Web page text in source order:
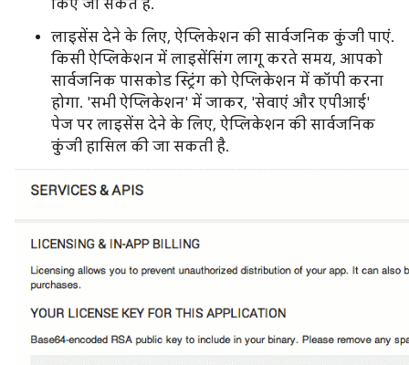
किए जा सकते हैं.
लाइसेंस देने के लिए, ऐप्लिकेशन की सार्वजनिक कुंजी पाएं.
किसी ऐप्लिकेशन में लाइसेंसिंग लागू करते समय, आपको
सार्वजनिक पासकोड स्ट्रिंग को ऐप्लिकेशन में कॉपी करना
होगा. 'सभी ऐप्लिकेशन' में जाकर, 'सेवाएं और एपीआई'
पेज पर लाइसेंस देने के लिए, ऐप्लिकेशन की सार्वजनिक
कुंजी हासिल की जा सकती है.